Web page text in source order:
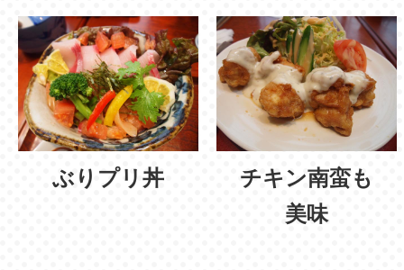
ぶりプリ丼
チキン南蛮も
美味